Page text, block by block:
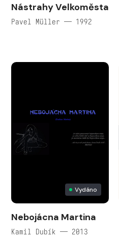
Nástrahy Velkoměsta
Pavel Müller — 1992
Vydáno
Nebojácna Martina
Kamil Dubík — 2013